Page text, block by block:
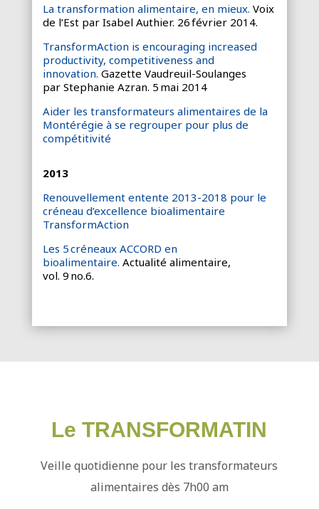
La transformation alimentaire, en mieux. Voix
de l’Est par Isabel Authier. 26 février 2014.
TransformAction is encouraging increased
productivity, competitiveness and
innovation. Gazette Vaudreuil-Soulanges
par Stephanie Azran. 5 mai 2014
Aider les transformateurs alimentaires de la
Montérégie à se regrouper pour plus de
compétitivité
2013
Renouvellement entente 2013-2018 pour le
créneau d’excellence bioalimentaire
TransformAction
Les 5 créneaux ACCORD en
bioalimentaire. Actualité alimentaire,
vol. 9 no.6.
Le TRANSFORMATIN
Veille quotidienne pour les transformateurs
alimentaires dès 7h00 am